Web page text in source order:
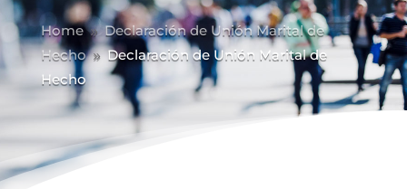
Home 9 Declaración de Unión Marital de
Hecho 9 Declaración de Unión Marital de
Hecho